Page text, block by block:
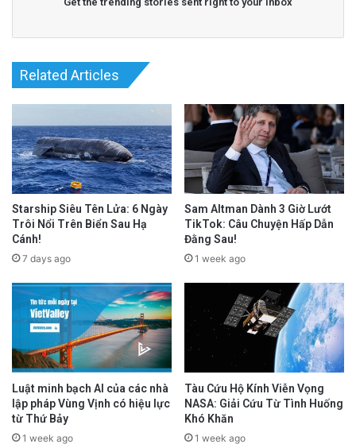
Related Articles
Starship Siêu Tên Lửa: 6 Ngày
Trôi Nổi Trên Biển Sau Hạ
Cánh!
7 days ago
Sam Altman Dành 3 Giờ Lướt
TikTok: Câu Chuyện Hấp Dẫn
Đằng Sau!
1 week ago
Luật minh bạch AI của các nhà
lập pháp Vùng Vịnh có hiệu lực
từ Thứ Bảy
1 week ago
Tàu Cứu Hộ Kính Viễn Vọng
NASA: Giải Cứu Từ Tình Huống
Khó Khăn
1 week ago